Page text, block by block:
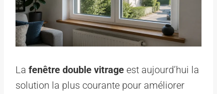
La fenêtre double vitrage est aujourd’hui la
solution la plus courante pour améliorer